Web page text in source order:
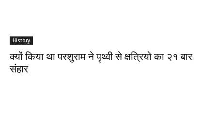
History
क्यों किया था परशुराम ने पृथ्वी से क्षत्रियो का २१ बार
संहार